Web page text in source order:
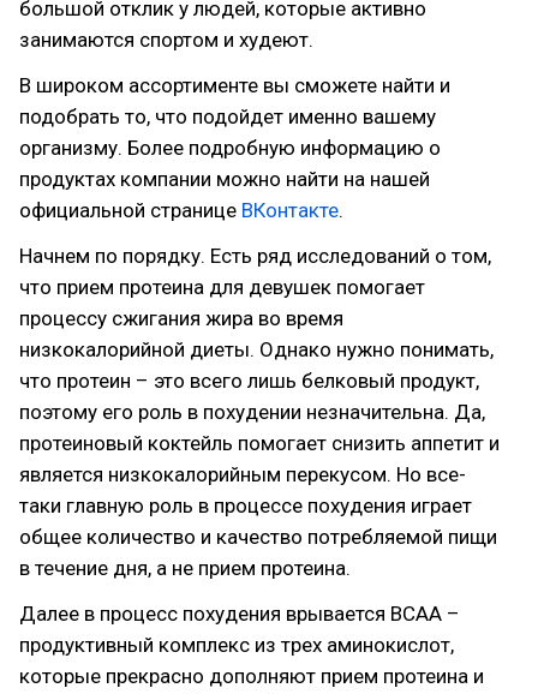
большой отклик у людей, которые активно
занимаются спортом и худеют.
В широком ассортименте вы сможете найти и
подобрать то, что подойдет именно вашему
организму. Более подробную информацию о
продуктах компании можно найти на нашей
официальной странице ВКонтакте.
Начнем по порядку. Есть ряд исследований о том,
что прием протеина для девушек помогает
процессу сжигания жира во время
низкокалорийной диеты. Однако нужно понимать,
что протеин – это всего лишь белковый продукт,
поэтому его роль в похудении незначительна. Да,
протеиновый коктейль помогает снизить аппетит и
является низкокалорийным перекусом. Но все-
таки главную роль в процессе похудения играет
общее количество и качество потребляемой пищи
в течение дня, а не прием протеина.
Далее в процесс похудения врывается BCAA –
продуктивный комплекс из трех аминокислот,
которые прекрасно дополняют прием протеина и